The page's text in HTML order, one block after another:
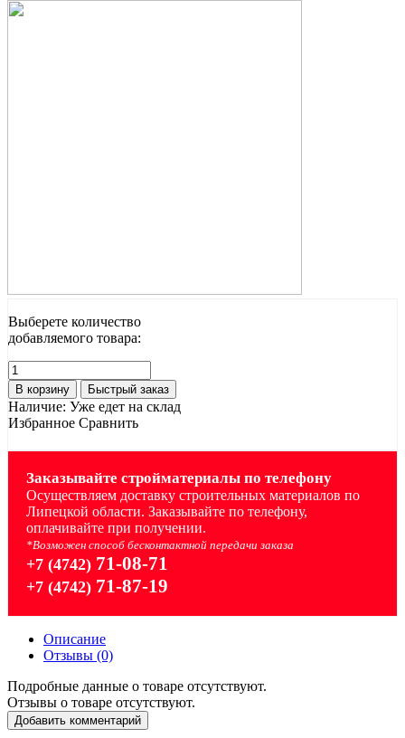
Выберете количество
добавляемого товара:
В корзину Быстрый заказ
Наличие: Уже едет на склад
Избранное Сравнить
Заказывайте стройматериалы по телефону
Осуществляем доставку строительных материалов по
Липецкой области. Заказывайте по телефону,
оплачивайте при получении.
*Возможен способ бесконтактной передачи заказа
+7 (4742) 71-08-71
+7 (4742) 71-87-19
Описание
Отзывы (0)
Подробные данные о товаре отсутствуют.
Отзывы о товаре отсутствуют.
Добавить комментарий